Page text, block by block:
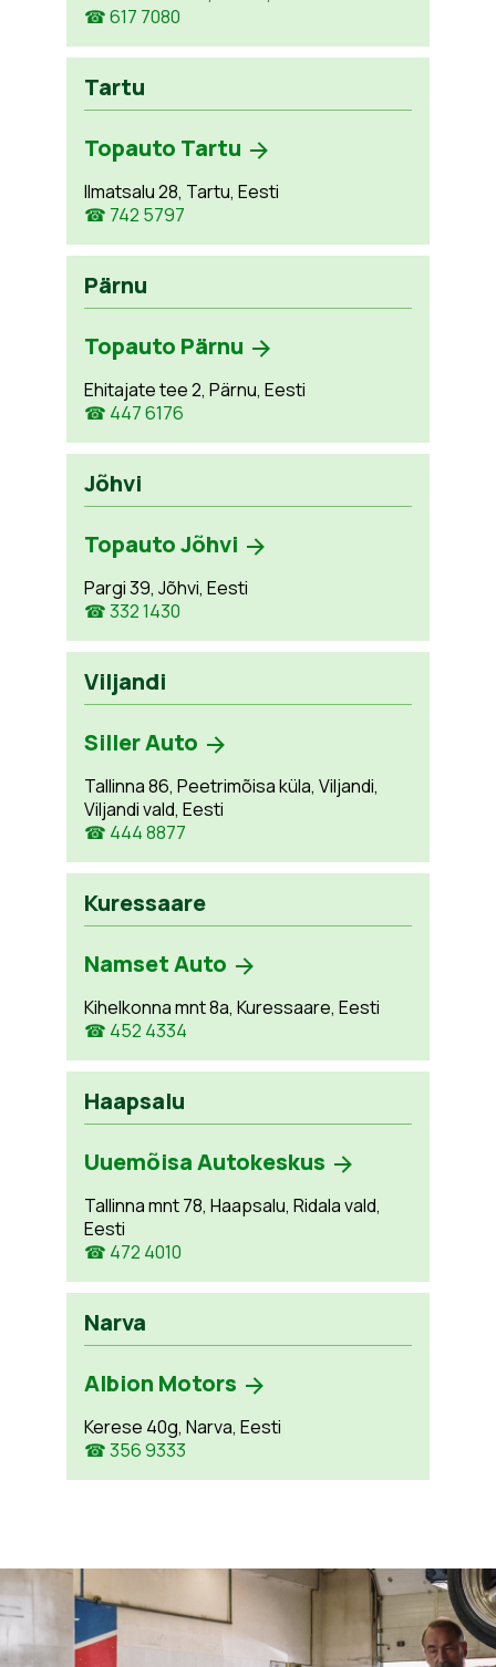
☎ 617 7080
Tartu
Topauto Tartu
Ilmatsalu 28, Tartu, Eesti
☎ 742 5797
Pärnu
Topauto Pärnu
Ehitajate tee 2, Pärnu, Eesti
☎ 447 6176
Jõhvi
Topauto Jõhvi
Pargi 39, Jõhvi, Eesti
☎ 332 1430
Viljandi
Siller Auto
Tallinna 86, Peetrimõisa küla, Viljandi,
Viljandi vald, Eesti
☎ 444 8877
Kuressaare
Namset Auto
Kihelkonna mnt 8a, Kuressaare, Eesti
☎ 452 4334
Haapsalu
Uuemõisa Autokeskus
Tallinna mnt 78, Haapsalu, Ridala vald,
Eesti
☎ 472 4010
Narva
Albion Motors
Kerese 40g, Narva, Eesti
☎ 356 9333